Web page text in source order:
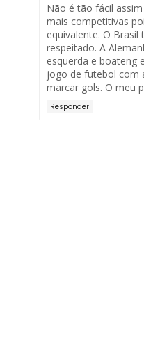
Não é tão fácil
mais competitivas
equivalente. O
respeitado. A
esquerda e boateng
jogo de futebol com
marcar gols. O meu
Responder